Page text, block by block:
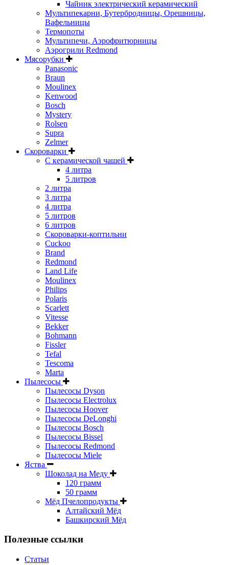
Чайник электрический керамический
Мультипекарни, Бутербродницы, Орешницы,
Вафельницы
Термопоты
Мультипечи, Аэрофритюрницы
Аэрогрили Redmond
Мясорубки
Panasonic
Braun
Moulinex
Kenwood
Bosch
Mystery
Rolsen
Supra
Zelmer
Скороварки
С керамической чашей
4 литра
5 литров
2 литра
3 литра
4 литра
5 литров
6 литров
Скороварки-коптильни
Cuckoo
Brand
Redmond
Land Life
Moulinex
Philips
Polaris
Scarlett
Vitesse
Bekker
Bohmann
Fissler
Tefal
Tescoma
Marta
Пылесосы
Пылесосы Dyson
Пылесосы Electrolux
Пылесосы Hoover
Пылесосы DeLonghi
Пылесосы Bosch
Пылесосы Bissel
Пылесосы Redmond
Пылесосы Miele
Яства
Шоколад на Меду
120 грамм
50 грамм
Мёд Пчелопродукты
Алтайский Мёд
Башкирский Мёд
Полезные ссылки
Статьи